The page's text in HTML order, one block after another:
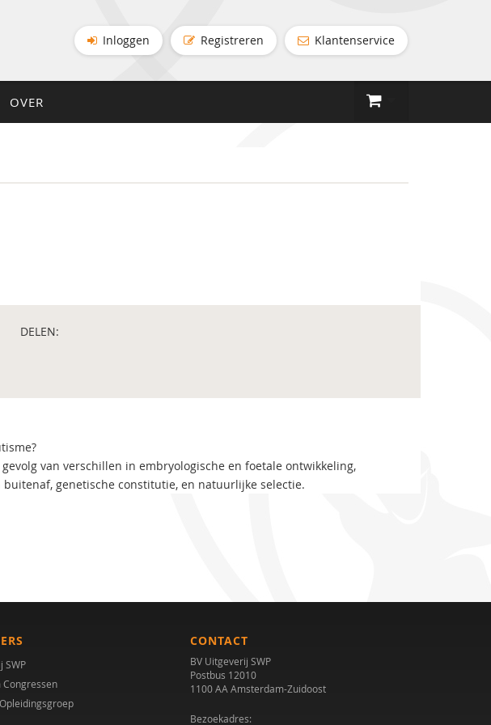
Inloggen Registreren Klantenservice
OVER
DELEN:
van verschillen in embryologische en foetale ontwikkeling,
genetische constitutie, en natuurlijke selectie.
SWP
Congressen
CONTACT
BV Uitgeverij SWP
Postbus 12010
1100 AA Amsterdam-Zuidoost
Bezoekadres: